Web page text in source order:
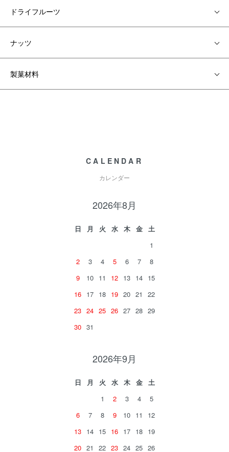
ドライフルーツ
ナッツ
製菓材料
CALENDAR
カレンダー
2026年8月
日 月 火 水 木 金
土
1
2
3 4 5 6 7
8
9
10 11 12 13 14 15
16 17 18 19 20 21
22
23 24 25 26 27 28 29
30 31
2026年9月
日 月 火 水 木 金
土
1
2 3 4
5
6
7 8 9 10 11
12
13 14 15 16 17 18 19
20 21 22 23 24 25 26